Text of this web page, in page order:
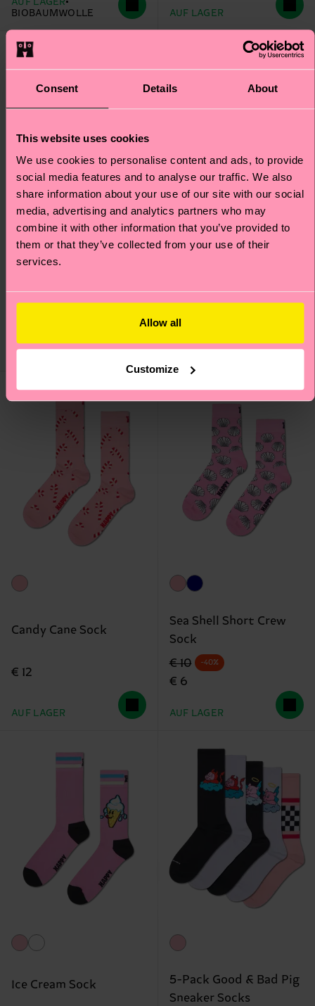
Consent Details About
This website uses cookies
We use cookies to personalise content and ads, to provide
social media features and to analyse our traffic. We also
share information about your use of our site with our social
media, advertising and analytics partners who may
combine it with other information that you’ve provided to
them or that they’ve collected from your use of their
services.
Allow all
Customize
BIOBAUMWOLLE
AUF LAGER
AUF LAGER
BIOBAUMWOLLE
€ 14
Candy Cane Sock
€ 12
AUF LAGER
Sea Shell Short Crew
Sock
Originalpreis
€ 10
Reduzierter Preis
€ 6
-40%
AUF LAGER
Ice Cream Sock
5-Pack Good & Bad Pig
Sneaker Socks